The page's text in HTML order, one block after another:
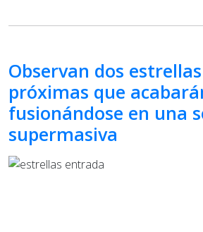
Observan dos
próximas que
fusionándose en una
supermasiva